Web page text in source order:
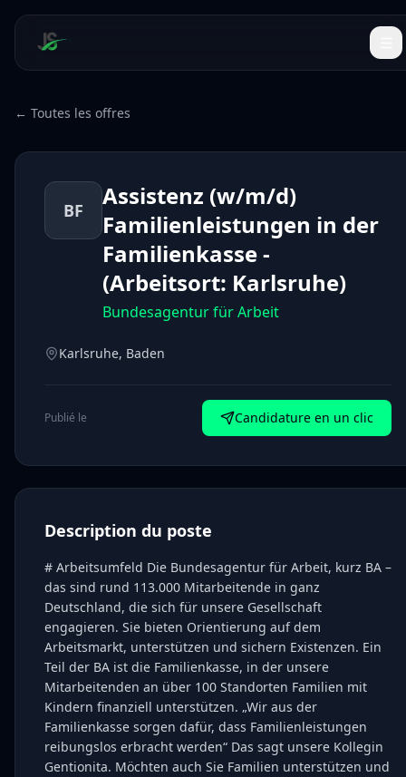
← Toutes les offres
BF
Assistenz (w/m/d)
Familienleistungen in der
Familienkasse -
(Arbeitsort: Karlsruhe)
Bundesagentur für Arbeit
Karlsruhe, Baden
Publié le Candidature en un clic
Description du poste
# Arbeitsumfeld Die Bundesagentur für Arbeit, kurz BA –
das sind rund 113.000 Mitarbeitende in ganz
Deutschland, die sich für unsere Gesellschaft
engagieren. Sie bieten Orientierung auf dem
Arbeitsmarkt, unterstützen und sichern Existenzen. Ein
Teil der BA ist die Familienkasse, in der unsere
Mitarbeitenden an über 100 Standorten Familien mit
Kindern finanziell unterstützen. „Wir aus der
Familienkasse sorgen dafür, dass Familienleistungen
reibungslos erbracht werden“ Das sagt unsere Kollegin
Gentionita. Möchten auch Sie Familien unterstützen und